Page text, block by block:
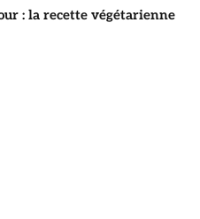
: la recette végétarienne